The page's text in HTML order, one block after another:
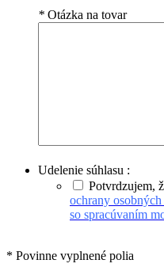
* Otázka na tovar
Udelenie súhlasu :
Potvrdzujem,
ochrany
so spracúvaním
* Povinne vyplnené polia